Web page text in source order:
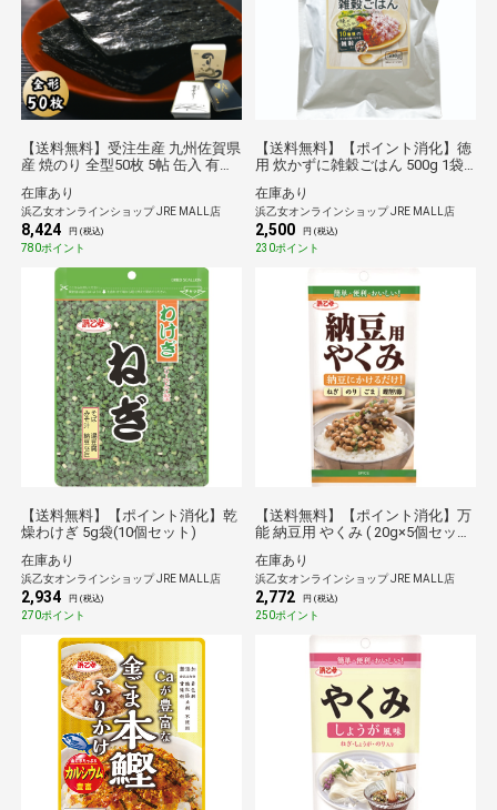
【送料無料】受注生産 九州佐賀県
産 焼のり 全型50枚 5帖 缶入 有明
ギフト 贈答品 (2026/5/1より価格
改定)
在庫あり
浜乙女オンラインショップ JRE MALL店
8,424 円 (税込)
780ポイント
【送料無料】【ポイント消化】徳
用 炊かずに雑穀ごはん 500g 1袋
穀米 個食
在庫あり
浜乙女オンラインショップ JRE MALL店
2,500 円 (税込)
230ポイント
【送料無料】【ポイント消化】乾
燥わけぎ 5g袋(10個セット)
在庫あり
浜乙女オンラインショップ JRE MALL店
2,934 円 (税込)
270ポイント
【送料無料】【ポイント消化】万
能 納豆用 やくみ ( 20g×5個セッ
在庫あり
浜乙女オンラインショップ JRE MALL店
2,772 円 (税込)
250ポイント